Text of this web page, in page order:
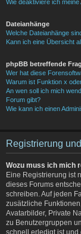
Wie deaktiviere ich meine
Dateianhänge
Welche Dateianhänge
Kann ich eine Übersicht
phpBB betreffende
Wer hat diese
Warum ist Funktion x
An wen soll ich mich
Forum gibt?
Wie kann ich einen
Registrierung
Wozu muss ich mich
Eine Registrierung ist
dieses Forums
schreiben. Auf jeden
zusätzliche
Avatarbilder, Private
zu Benutzergruppen
schnell erledigt ist und